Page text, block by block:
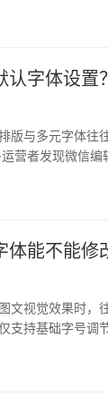
认字体设
版与多元字体往
营者发现微信
体能不能
文视觉效果时，
支持基础字号调